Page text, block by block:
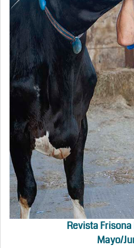
Revista Frisona
Mayo/